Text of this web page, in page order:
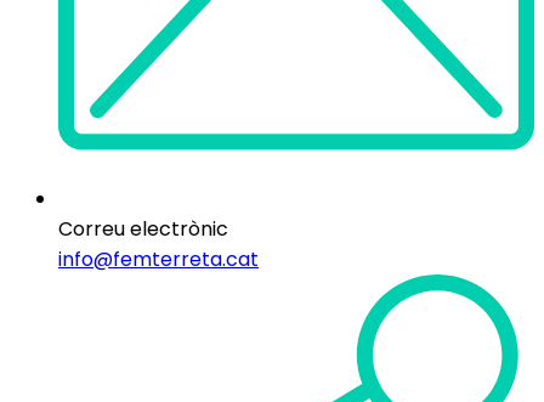
Correu electrònic
info@femterreta.cat